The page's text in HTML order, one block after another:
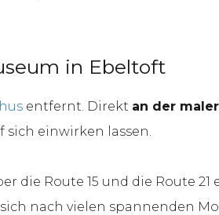
in Ebeltoft
entfernt. Direkt an der
sich einwirken lassen.
die Route 15 und die Route 21
nach vielen spannenden